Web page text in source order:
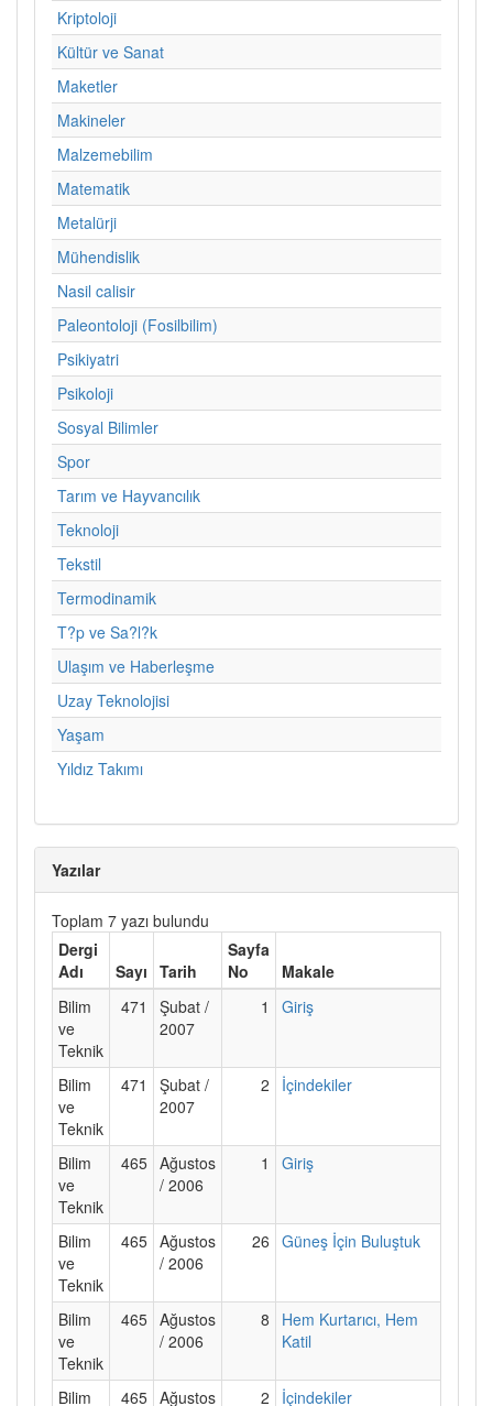
Kriptoloji
Kültür ve Sanat
Maketler
Makineler
Malzemebilim
Matematik
Metalürji
Mühendislik
Nasil calisir
Paleontoloji (Fosilbilim)
Psikiyatri
Psikoloji
Sosyal Bilimler
Spor
Tarım ve Hayvancılık
Teknoloji
Tekstil
Termodinamik
T?p ve Sa?l?k
Ulaşım ve Haberleşme
Uzay Teknolojisi
Yaşam
Yıldız Takımı
Yazılar
Toplam 7 yazı bulundu
Dergi
Adı
Sayı Tarih
Sayfa
No
Makale
Bilim
ve
Teknik
471
Şubat /
2007
1 Giriş
Bilim
ve
Teknik
471
Şubat /
2007
2 İçindekiler
Bilim
ve
Teknik
465 Ağustos
/ 2006
1 Giriş
Bilim
ve
Teknik
465 Ağustos
/ 2006
26 Güneş İçin Buluştuk
Bilim
ve
Teknik
465 Ağustos
/ 2006
8
Hem Kurtarıcı, Hem
Katil
Bilim 465 Ağustos 2 İçindekiler